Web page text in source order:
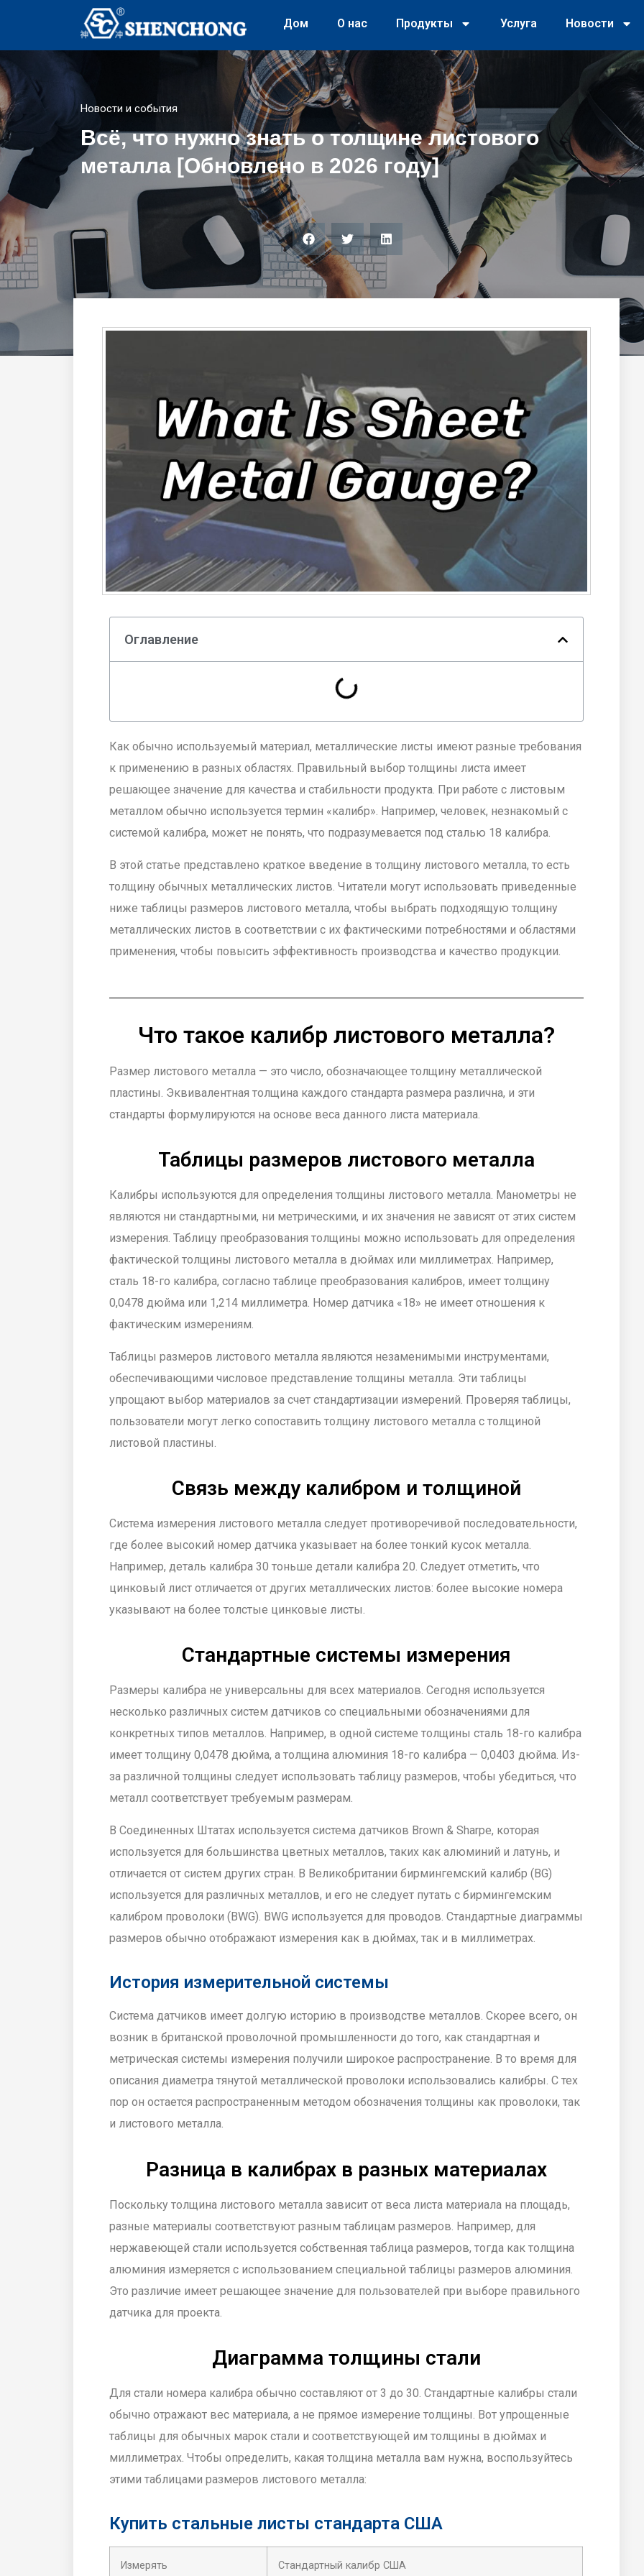
Дом О нас Продукты Услуга Новости
Новости и события
Всё, что нужно знать о толщине листового
металла [Обновлено в 2026 году]
Оглавление
Как обычно используемый материал, металлические листы имеют разные требования
к применению в разных областях. Правильный выбор толщины листа имеет
решающее значение для качества и стабильности продукта. При работе с листовым
металлом обычно используется термин «калибр». Например, человек, незнакомый с
системой калибра, может не понять, что подразумевается под сталью 18 калибра.
В этой статье представлено краткое введение в толщину листового металла, то есть
толщину обычных металлических листов. Читатели могут использовать приведенные
ниже таблицы размеров листового металла, чтобы выбрать подходящую толщину
металлических листов в соответствии с их фактическими потребностями и областями
применения, чтобы повысить эффективность производства и качество продукции.
Что такое калибр листового металла?
Размер листового металла — это число, обозначающее толщину металлической
пластины. Эквивалентная толщина каждого стандарта размера различна, и эти
стандарты формулируются на основе веса данного листа материала.
Таблицы размеров листового металла
Калибры используются для определения толщины листового металла. Манометры не
являются ни стандартными, ни метрическими, и их значения не зависят от этих систем
измерения. Таблицу преобразования толщины можно использовать для определения
фактической толщины листового металла в дюймах или миллиметрах. Например,
сталь 18-го калибра, согласно таблице преобразования калибров, имеет толщину
0,0478 дюйма или 1,214 миллиметра. Номер датчика «18» не имеет отношения к
фактическим измерениям.
Таблицы размеров листового металла являются незаменимыми инструментами,
обеспечивающими числовое представление толщины металла. Эти таблицы
упрощают выбор материалов за счет стандартизации измерений. Проверяя таблицы,
пользователи могут легко сопоставить толщину листового металла с толщиной
листовой пластины.
Связь между калибром и толщиной
Система измерения листового металла следует противоречивой последовательности,
где более высокий номер датчика указывает на более тонкий кусок металла.
Например, деталь калибра 30 тоньше детали калибра 20. Следует отметить, что
цинковый лист отличается от других металлических листов: более высокие номера
указывают на более толстые цинковые листы.
Стандартные системы измерения
Размеры калибра не универсальны для всех материалов. Сегодня используется
несколько различных систем датчиков со специальными обозначениями для
конкретных типов металлов. Например, в одной системе толщины сталь 18-го калибра
имеет толщину 0,0478 дюйма, а толщина алюминия 18-го калибра — 0,0403 дюйма. Из-
за различной толщины следует использовать таблицу размеров, чтобы убедиться, что
металл соответствует требуемым размерам.
В Соединенных Штатах используется система датчиков Brown & Sharpe, которая
используется для большинства цветных металлов, таких как алюминий и латунь, и
отличается от систем других стран. В Великобритании бирмингемский калибр (BG)
используется для различных металлов, и его не следует путать с бирмингемским
калибром проволоки (BWG). BWG используется для проводов. Стандартные диаграммы
размеров обычно отображают измерения как в дюймах, так и в миллиметрах.
История измерительной системы
Система датчиков имеет долгую историю в производстве металлов. Скорее всего, он
возник в британской проволочной промышленности до того, как стандартная и
метрическая системы измерения получили широкое распространение. В то время для
описания диаметра тянутой металлической проволоки использовались калибры. С тех
пор он остается распространенным методом обозначения толщины как проволоки, так
и листового металла.
Разница в калибрах в разных материалах
Поскольку толщина листового металла зависит от веса листа материала на площадь,
разные материалы соответствуют разным таблицам размеров. Например, для
нержавеющей стали используется собственная таблица размеров, тогда как толщина
алюминия измеряется с использованием специальной таблицы размеров алюминия.
Это различие имеет решающее значение для пользователей при выборе правильного
датчика для проекта.
Диаграмма толщины стали
Для стали номера калибра обычно составляют от 3 до 30. Стандартные калибры стали
обычно отражают вес материала, а не прямое измерение толщины. Вот упрощенные
таблицы для обычных марок стали и соответствующей им толщины в дюймах и
миллиметрах. Чтобы определить, какая толщина металла вам нужна, воспользуйтесь
этими таблицами размеров листового металла:
Купить стальные листы стандарта США
Измерять Стандартный калибр США